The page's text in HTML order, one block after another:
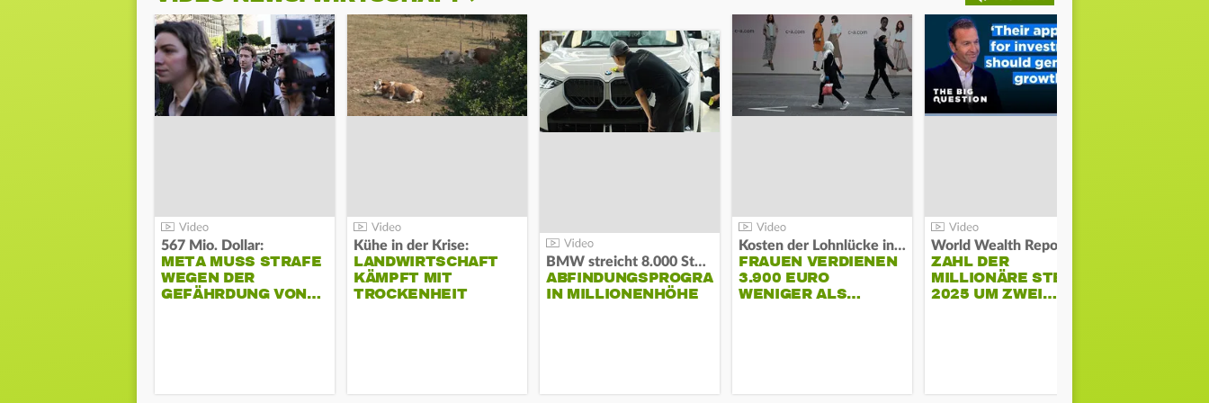
567 Mio. Dollar:
META MUSS STRAFE
WEGEN DER
GEFÄHRDUNG VON…
Kühe in der Krise:
LANDWIRTSCHAFT
KÄMPFT MIT
TROCKENHEIT
BMW streicht 8.000 Stellen:
ABFINDUNGSPROGRAMM
IN MILLIONENHÖHE
Kosten der Lohnlücke in der EU:
FRAUEN VERDIENEN
3.900 EURO
WENIGER ALS…
World Wealth Report:
ZAHL DER
MILLIONÄRE STEIGT
2025 UM ZWEI…